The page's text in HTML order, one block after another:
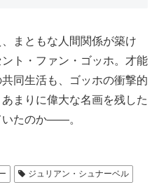
まともな人間関係が築け
ト・ファン・ゴッホ。才能
同生活も、ゴッホの衝撃的
まりに偉大な名画を残した
いたのか――。
ジュリアン・シュナーベル